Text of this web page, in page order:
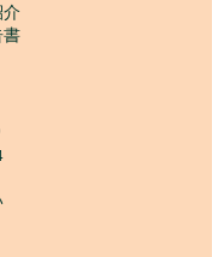
介
書